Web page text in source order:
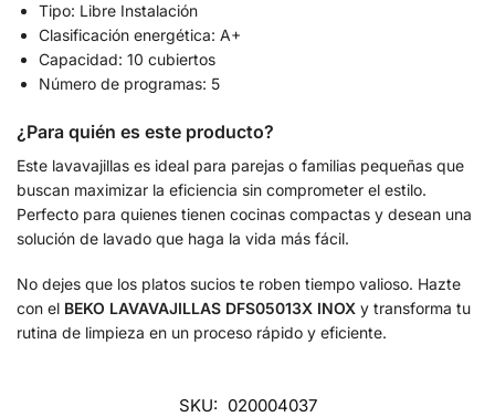
Tipo: Libre Instalación
Clasificación energética: A+
Capacidad: 10 cubiertos
Número de programas: 5
¿Para quién es este producto?
Este lavavajillas es ideal para parejas o familias pequeñas que
buscan maximizar la eficiencia sin comprometer el estilo.
Perfecto para quienes tienen cocinas compactas y desean una
solución de lavado que haga la vida más fácil.
No dejes que los platos sucios te roben tiempo valioso. Hazte
con el BEKO LAVAVAJILLAS DFS05013X INOX y transforma tu
rutina de limpieza en un proceso rápido y eficiente.
SKU: 020004037